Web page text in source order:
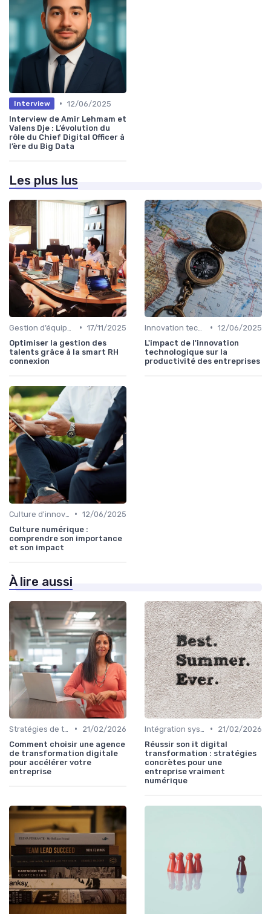
Interview • 12/06/2025
Interview de Amir Lehmam et
Valens Dje : L’évolution du
rôle du Chief Digital Officer à
l’ère du Big Data
Les plus lus
• 17/11/2025
Optimiser la gestion des
talents grâce à la smart RH
connexion
• 12/06/2025
L'impact de l'innovation
technologique sur la
productivité des entreprises
• 12/06/2025
Culture numérique :
comprendre son importance
et son impact
À lire aussi
•
21/02/2026
Comment choisir une agence
de transformation digitale
pour accélérer votre
entreprise
•
21/02/2026
Réussir son it digital
transformation : stratégies
concrètes pour une
entreprise vraiment
numérique